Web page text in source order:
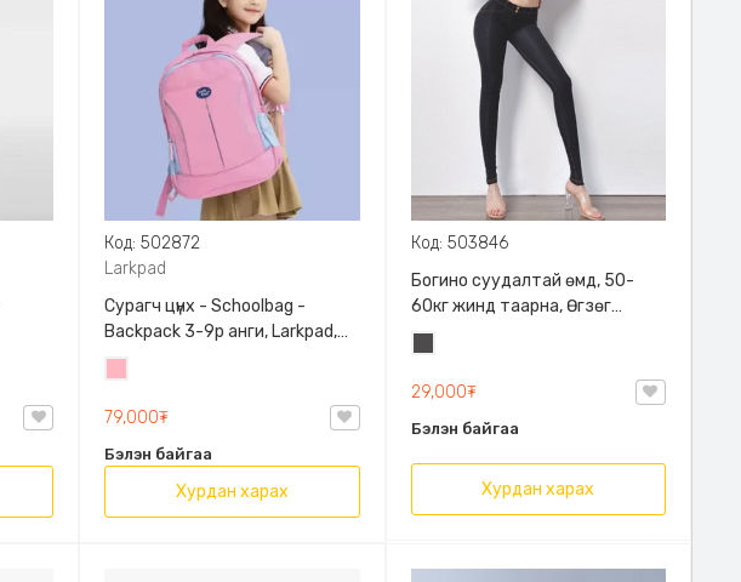
Код: 502872
Larkpad
Сурагч цүнх - Schoolbag -
Backpack 3-9р анги, Larkpad,
9009-10128, Цацруулагчтай,
Олон тасалгаатай
79,000₮
Бэлэн байгаа
Хурдан харах
Код: 503846
Богино суудалтай өмд, 50-
60кг жинд таарна, Өгзөг
өргөгчтэй
29,000₮
Бэлэн байгаа
Хурдан харах